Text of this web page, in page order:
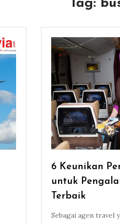
Tag:
6 Keunikan
untuk
Terbaik
Sebagai agen travel